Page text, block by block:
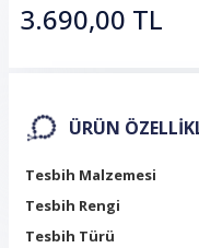
3.690,00 TL
ÜRÜN
Tesbih Malzemesi
Tesbih Rengi
Tesbih Türü